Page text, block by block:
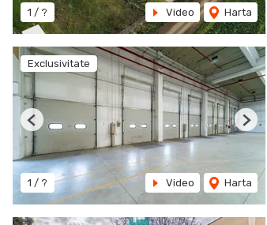
1 / ? Video Harta
Exclusivitate
1 / ? Video Harta
Previous Next